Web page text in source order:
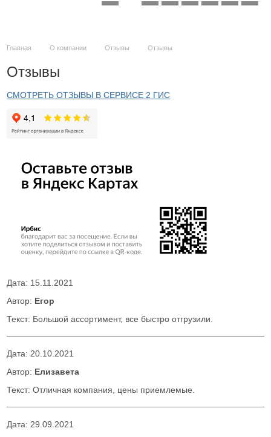
Главная О компании Отзывы Отзывы
Отзывы
СМОТРЕТЬ ОТЗЫВЫ В СЕРВИСЕ 2 ГИС
Дата: 15.11.2021
Автор: Егор
Текст: Большой ассортимент, все быстро отгрузили.
Дата: 20.10.2021
Автор: Елизавета
Текст: Отличная компания, цены приемлемые.
Дата: 29.09.2021